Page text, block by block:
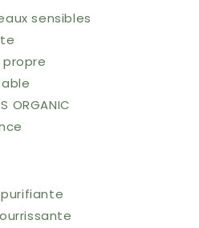
sensibles
ORGANIC